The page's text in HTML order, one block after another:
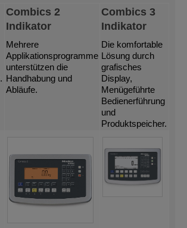
Combics 2
Indikator
Mehrere
Applikationsprogramme
unterstützen die
Handhabung und
Abläufe.
Combics 3
Indikator
Die komfortable
Lösung durch
grafisches
Display,
Menügeführte
Bedienerführung
und
Produktspeicher.